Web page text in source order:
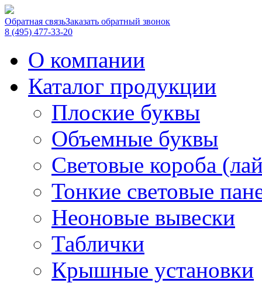
Обратная связьЗаказать обратный звонок
8 (495) 477-33-20
О компании
Каталог продукции
Плоские буквы
Объемные буквы
Световые короба
Тонкие световые
Неоновые вывески
Таблички
Крышные установки